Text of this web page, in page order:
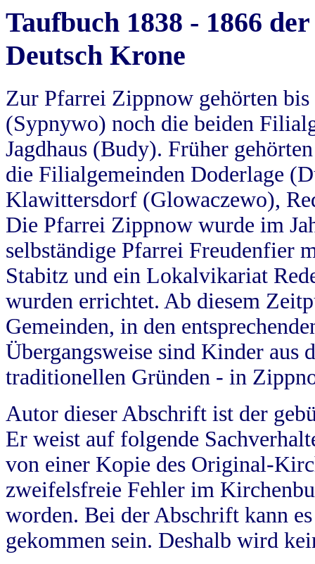
Taufbuch 1838 - 1866
Deutsch Krone
Zur Pfarrei Zippnow gehörten
(Sypnywo) noch die beiden
Jagdhaus (Budy). Früher
die Filialgemeinden Doderlage
Klawittersdorf (Glowaczewo),
Die Pfarrei Zippnow wurde im
selbständige Pfarrei Freudenfier
Stabitz und ein Lokalvikariat
wurden errichtet. Ab diesem
Gemeinden, in den
Übergangsweise sind Kinder aus
traditionellen Gründen - in
Autor dieser Abschrift ist der
Er weist auf folgende
von einer Kopie des Original-
zweifelsfreie Fehler im
worden. Bei der Abschrift kann
gekommen sein. Deshalb wird